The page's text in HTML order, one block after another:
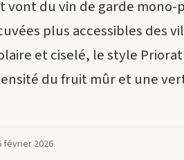
vont du vin de garde
plus accessibles des
et ciselé, le style
du fruit mûr et une
février 2026